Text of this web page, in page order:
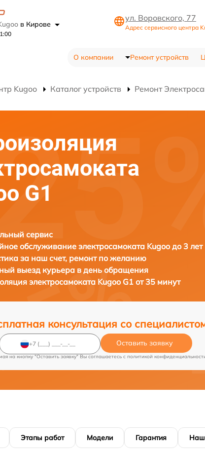
в Кирове
ул. Воровского, 77
Адрес сервисного центра
О компании Ремонт устройств
Kugoo Каталог устройств Ремонт
G1
сервис
обслуживание электросамоката Kugoo до 3 лет
за наш счет, ремонт по желанию
выезд курьера в день обращения
электросамоката Kugoo G1 от 35 минут
консультация со
Оставить заявку
на кнопку "Оставить заявку" Вы соглашаетесь c политикой
Этапы работ Модели Гарантия